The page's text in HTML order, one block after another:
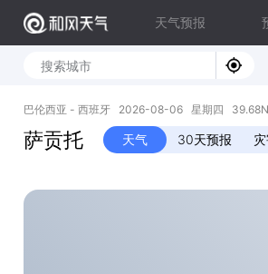
天气预报
巴伦西亚 - 西班牙 2026-08-06 星期四
萨贡托 天气 30天预报